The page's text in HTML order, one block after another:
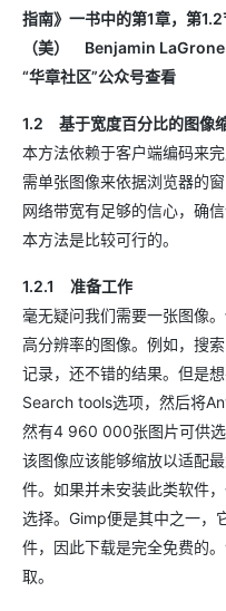
指南》一书中的第1章，第
（美） Benjamin LaGrone
“华章社区”公众号查看
1.2 基于宽度百分比的图像
本方法依赖于客户端编码来
需单张图像来依据浏览器的
网络带宽有足够的信心，确
本方法是比较可行的。
1.2.1 准备工作
毫无疑问我们需要一张图像
高分辨率的图像。例如，搜
记录，还不错的结果。但是
Search tools选项，然后将
然有4 960 000张图片可供选
该图像应该能够缩放以适配
件。如果并未安装此类软件
选择。Gimp便是其中之一，
件，因此下载是完全免费的
取。